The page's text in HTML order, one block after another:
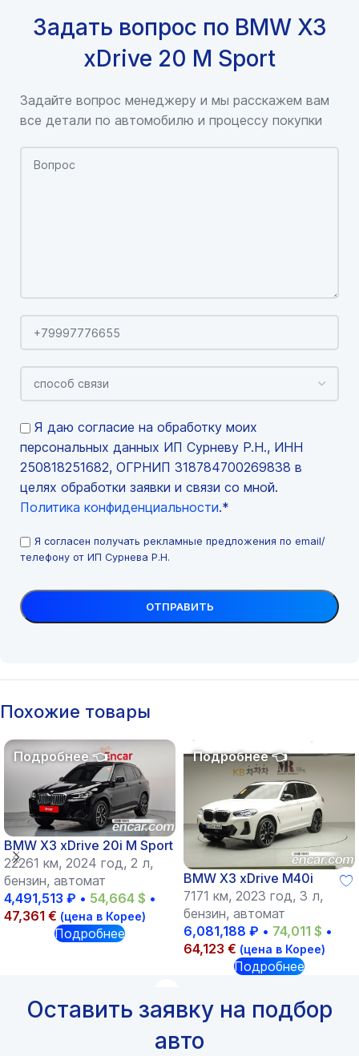
Задать вопрос по BMW X3
xDrive 20 M Sport
Задайте вопрос менеджеру и мы расскажем вам
все детали по автомобилю и процессу покупки
Я даю согласие на обработку моих
персональных данных ИП Сурневу Р.Н., ИНН
250818251682, ОГРНИП 318784700269838 в
целях обработки заявки и связи со мной.
Политика конфиденциальности.*
Я согласен получать рекламные предложения по email/
телефону от ИП Сурнева Р.Н.
Похожие товары
BMW X3 xDrive 20i M Sport
22261 км, 2024 год, 2 л,
бензин, автомат
4,491,513 ₽ • 54,664 $ •
47,361 € (цена в Корее)
Подробнее
BMW X3 xDrive M40i
7171 км, 2023 год, 3 л,
бензин, автомат
6,081,188 ₽ • 74,011 $ •
64,123 € (цена в Корее)
Подробнее
Оставить заявку на подбор
авто